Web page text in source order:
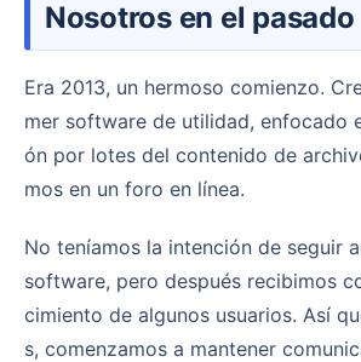
Nosotros en el pasado
Era 2013, un hermoso comienzo. Creamos nuestro pri
mer software de utilidad, enfocado
ón por lotes del contenido de
mos en un foro en línea.
No teníamos la intención de seguir actualizando este
software, pero después recibimos
cimiento de algunos usuarios. Así
s, comenzamos a mantener